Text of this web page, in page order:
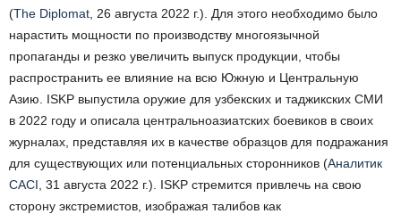
(The Diplomat , 26 августа 2022 г.). Для этого необходимо было
нарастить мощности по производству многоязычной
пропаганды и резко увеличить выпуск продукции, чтобы
распространить ее влияние на всю Южную и Центральную
Азию. ISKP выпустила оружие для узбекских и таджикских СМИ
в 2022 году и описала центральноазиатских боевиков в своих
журналах, представляя их в качестве образцов для подражания
для существующих или потенциальных сторонников (Аналитик
CACI , 31 августа 2022 г.). ISKP стремится привлечь на свою
сторону экстремистов, изображая талибов как